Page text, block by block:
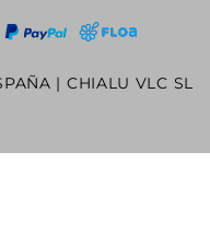
| CHIALU VLC SL